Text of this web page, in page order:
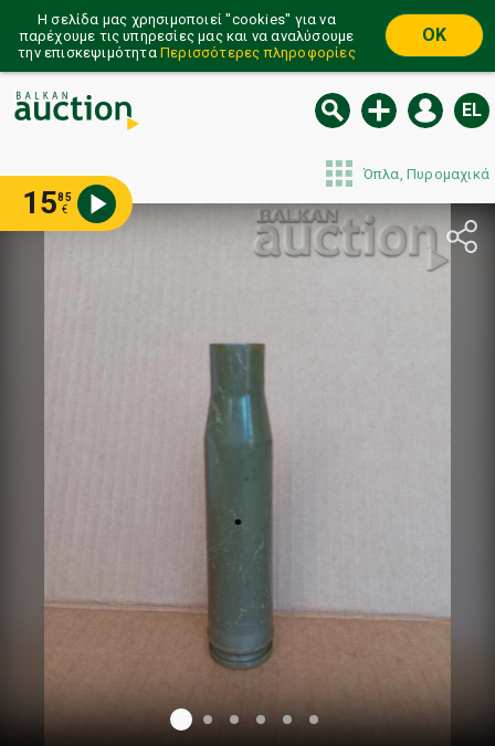
Η σελίδα μας χρησιμοποιεί ''cookies'' για να
παρέχουμε τις υπηρεσίες μας και να αναλύσουμε
την επισκεψιμότητα Περισσότερες πληροφορίες
OK
EL
Όπλα, Πυρομαχικά
1585
€